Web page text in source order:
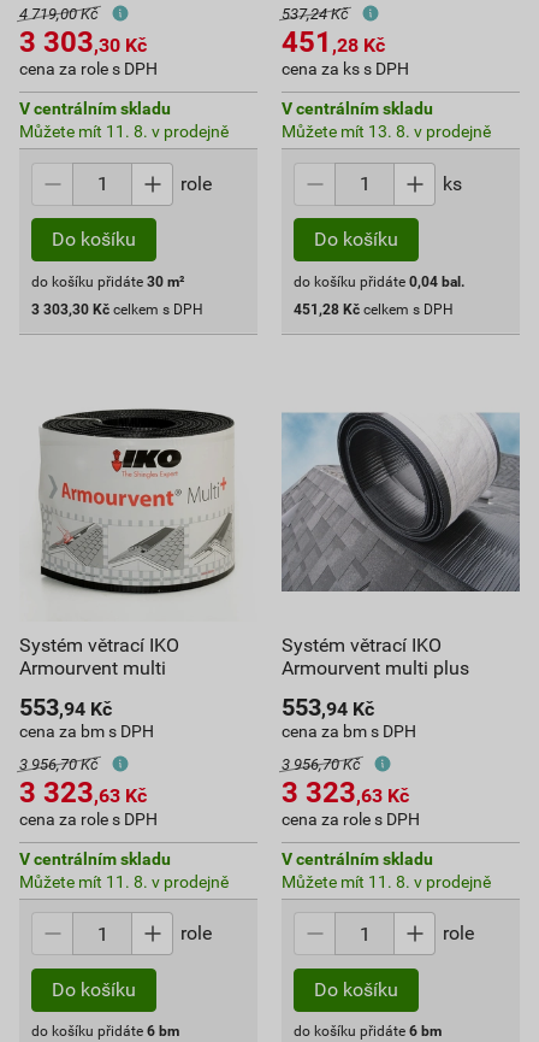
4 719,00 Kč
3 303,30 Kč
cena za role s DPH
V centrálním skladu
Můžete mít 11. 8. v prodejně
role
Do košíku
do košíku přidáte 30 m²
3 303,30 Kč celkem s DPH
537,24 Kč
451 ,28 Kč
cena za ks s DPH
V centrálním skladu
Můžete mít 13. 8. v prodejně
ks
Do košíku
do košíku přidáte 0,04 bal.
451,28 Kč celkem s DPH
Systém větrací IKO
Armourvent multi
553,94 Kč
cena za bm s DPH
3 956,70 Kč
3 323,63 Kč
cena za role s DPH
V centrálním skladu
Můžete mít 11. 8. v prodejně
role
Do košíku
do košíku přidáte 6 bm
Systém větrací IKO
Armourvent multi plus
553,94 Kč
cena za bm s DPH
3 956,70 Kč
3 323,63 Kč
cena za role s DPH
V centrálním skladu
Můžete mít 11. 8. v prodejně
role
Do košíku
do košíku přidáte 6 bm